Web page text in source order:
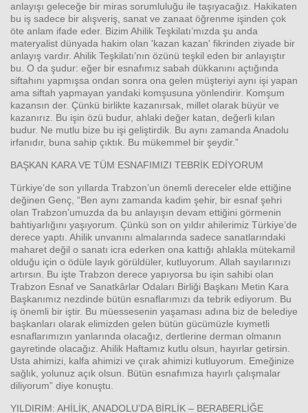
anlayışı geleceğe bir miras sorumluluğu ile taşıyacağız. Hakikaten
bu iş sadece bir alışveriş, sanat ve zanaat öğrenme işinden çok
öte anlam ifade eder. Bizim Ahilik Teşkilatı’mızda şu anda
materyalist dünyada hakim olan 'kazan kazan' fikrinden ziyade bir
anlayış vardır. Ahilik Teşkilatı’nın özünü teşkil eden bir anlayıştır
bu. O da şudur: eğer bir esnafımız sabah dükkanını açtığında
siftahını yapmışsa ondan sonra ona gelen müşteriyi aynı işi yapan
ama siftah yapmayan yandaki komşusuna yönlendirir. Komşum
kazansın der. Çünkü birlikte kazanırsak, millet olarak büyür ve
kazanırız. Bu işin özü budur, ahlaki değer katan, değerli kılan
budur. Ne mutlu bize bu işi geliştirdik. Bu aynı zamanda Anadolu
irfanıdır, buna sahip çıktık. Bu mükemmel bir şeydir.”
BAŞKAN KARA VE TÜM ESNAFIMIZI TEBRİK EDİYORUM
Türkiye’de son yıllarda Trabzon’un önemli dereceler elde ettiğine
değinen Genç, “Ben aynı zamanda kadim şehir, bir esnaf şehri
olan Trabzon’umuzda da bu anlayışın devam ettiğini görmenin
bahtiyarlığını yaşıyorum. Çünkü son on yıldır ahilerimiz Türkiye’de
derece yaptı. Ahilik unvanını almalarında sadece sanatlarındaki
maharet değil o sanatı icra ederken ona kattığı ahlakla mütekamil
olduğu için o ödüle layık görüldüler, kutluyorum. Allah sayılarınızı
artırsın. Bu işte Trabzon derece yapıyorsa bu işin sahibi olan
Trabzon Esnaf ve Sanatkârlar Odaları Birliği Başkanı Metin Kara
Başkanımız nezdinde bütün esnaflarımızı da tebrik ediyorum. Bu
iş önemli bir iştir. Bu müessesenin yaşaması adına biz de belediye
başkanları olarak elimizden gelen bütün gücümüzle kıymetli
esnaflarımızın yanlarında olacağız, dertlerine derman olmanın
gayretinde olacağız. Ahilik Haftamız kutlu olsun, hayırlar getirsin.
Usta ahimizi, kalfa ahimizi ve çırak ahimizi kutluyorum. Emeğinize
sağlık, yolunuz açık olsun. Bütün esnafımıza hayırlı çalışmalar
diliyorum” diye konuştu.
YILDIRIM: AHİLİK, ANADOLU’DA BİRLİK – BERABERLİĞE